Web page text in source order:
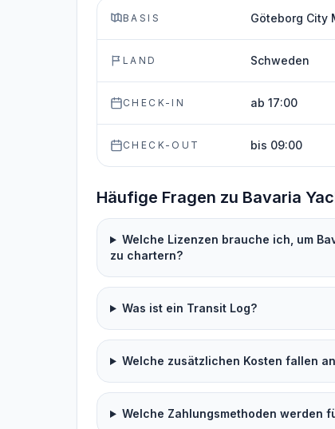
BASIS Göteborg City
LAND Schweden
CHECK-IN ab 17:00
CHECK-OUT bis 09:00
Häufige Fragen zu Bavaria
Welche Lizenzen brauche ich, um
zu chartern?
Was ist ein Transit Log?
Welche zusätzlichen Kosten fallen
Welche Zahlungsmethoden werden